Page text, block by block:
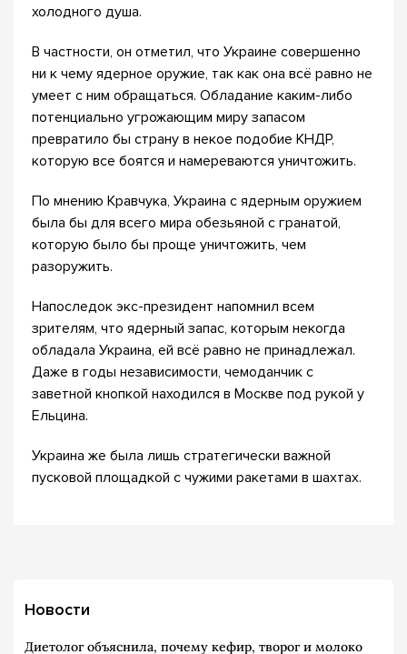
холодного душа.
В частности, он отметил, что Украине совершенно
ни к чему ядерное оружие, так как она всё равно не
умеет с ним обращаться. Обладание каким-либо
потенциально угрожающим миру запасом
превратило бы страну в некое подобие КНДР,
которую все боятся и намереваются уничтожить.
По мнению Кравчука, Украина с ядерным оружием
была бы для всего мира обезьяной с гранатой,
которую было бы проще уничтожить, чем
разоружить.
Напоследок экс-президент напомнил всем
зрителям, что ядерный запас, которым некогда
обладала Украина, ей всё равно не принадлежал.
Даже в годы независимости, чемоданчик с
заветной кнопкой находился в Москве под рукой у
Ельцина.
Украина же была лишь стратегически важной
пусковой площадкой с чужими ракетами в шахтах.
Новости
Диетолог объяснила, почему кефир, творог и молоко